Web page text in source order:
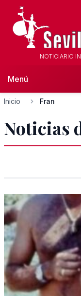
NOTICIARIO
Menú
Inicio Fran
Noticias